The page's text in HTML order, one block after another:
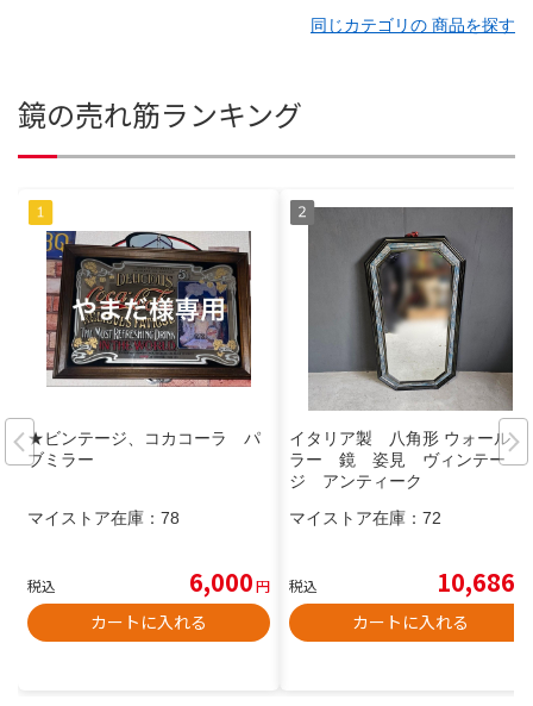
同じカテゴリの 商品を探す
鏡の売れ筋ランキング
★ビンテージ、コカコーラ パ
ブミラー
マイストア在庫： 78
税込 6,000円
カートに入れる
イタリア製 八角形 ウォールミ
ラー 鏡 姿見 ヴィンテー
ジ アンティーク
マイストア在庫： 72
税込 10,686
カートに入れる